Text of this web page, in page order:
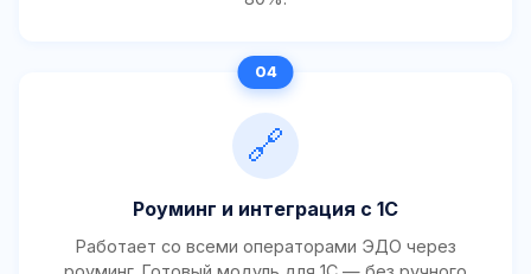
🔗
Роуминг и интеграция с 1С
Работает со всеми операторами ЭДО через